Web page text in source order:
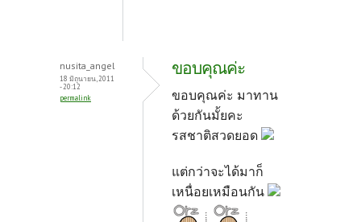
nusita_angel
18 มิถุนายน, 2011
- 20:12
permalink
ขอบคุณค่ะ
ขอบคุณค่ะ มาทาน
ด้วยกันมั้ยคะ
รสชาติสวดยอด
แต่กว่าจะได้มาก็
เหนื่อยเหมือนกัน